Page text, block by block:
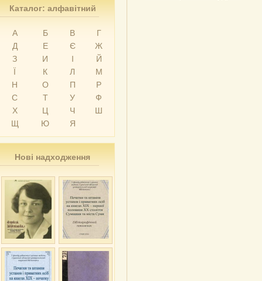
Каталог: алфавітний
А Б В
Г
Д
Е Є
Ж
З
И І
Й
Ї
К Л
М
Н
О П
Р
С
Т У
Ф
Х
Ц Ч
Ш
Щ
Ю Я
Нові надходження